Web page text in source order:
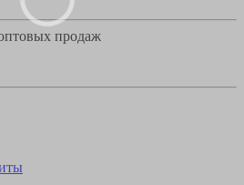
продаж